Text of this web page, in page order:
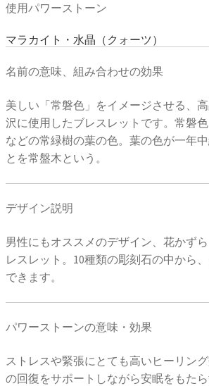
使用パワーストーン
マラカイト・水晶（クォーツ）
名前の意味、組み合わせの効果
美しい「常磐色」をイメージさせる、
沢に使用したブレスレットです。常磐
などの常緑樹の葉の色。葉の色が一年
とを常盤木という。
デザイン説明
男性にもオススメのデザイン、花かず
レスレット。10種類の彫刻石の中から
できます。
パワーストーンの意味・効果
ストレスや緊張にとても高いヒーリン
の回復をサポートしながら安眠をもた